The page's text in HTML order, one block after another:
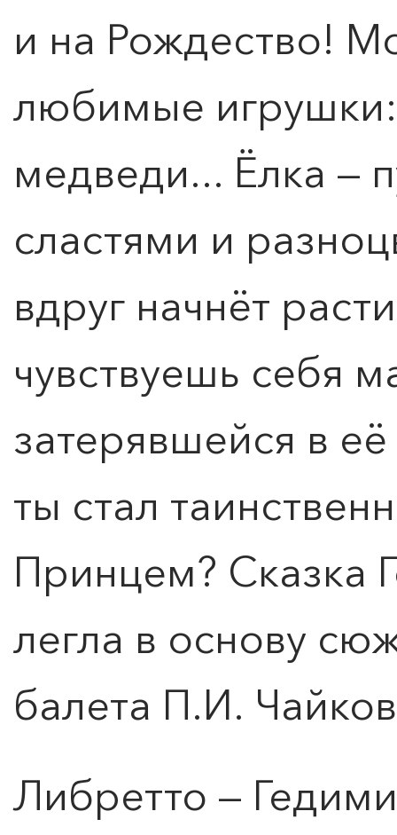
и на Рождество!
любимые игрушки:
медведи... Ёлка —
сластями и
вдруг начнёт
чувствуешь себя
затерявшейся в
ты стал
Принцем? Сказка
легла в основу
балета П.И.
Либретто —